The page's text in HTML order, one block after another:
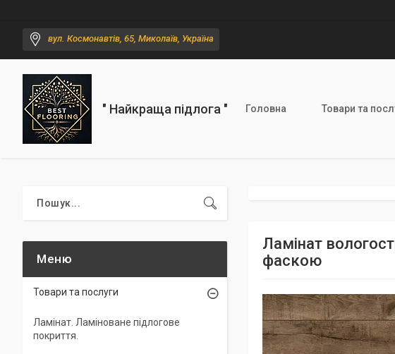
вул. Космонавтів, 65, Миколаїв, Україна
" Найкраща підлога " Головна Товари та
Ламінат
фаскою
Товари та послуги
Ламінат. Ламіноване підлогове
покриття.